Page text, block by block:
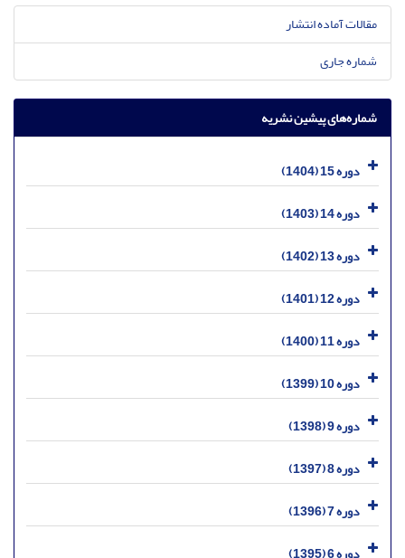
مقالات آماده انتشار
شماره جاری
شماره‌های پیشین نشریه
دوره 15 (1404)
دوره 14 (1403)
دوره 13 (1402)
دوره 12 (1401)
دوره 11 (1400)
دوره 10 (1399)
دوره 9 (1398)
دوره 8 (1397)
دوره 7 (1396)